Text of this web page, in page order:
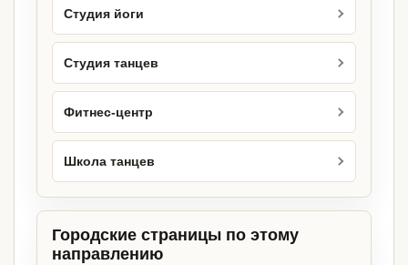
Студия йоги
Студия танцев
Фитнес-центр
Школа танцев
Городские страницы по этому
направлению